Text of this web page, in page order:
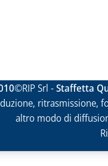
©RIP Srl -Staffetta
ritrasmissione,
altro modo di